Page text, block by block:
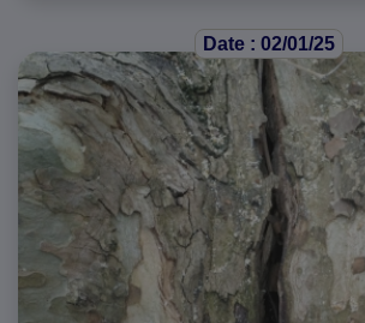
Date : 02/01/25